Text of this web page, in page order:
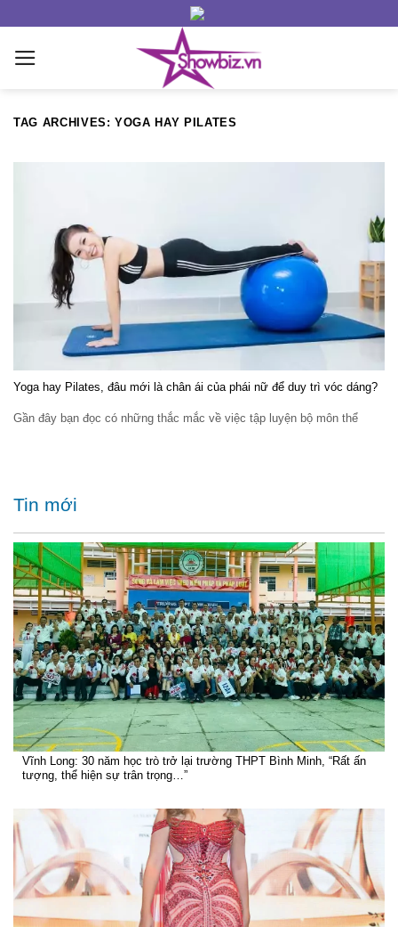
content
TAG ARCHIVES:YOGA HAY PILATES
Yoga hay Pilates, đâu mới là chân ái của phái nữ để duy trì vóc dáng?
Gần đây bạn đọc có những thắc mắc về việc tập luyện bộ môn thể
Tin mới
Vĩnh Long: 30 năm học trò trở lại trường THPT Bình Minh, “Rất ấn
tượng, thể hiện sự trân trọng…”